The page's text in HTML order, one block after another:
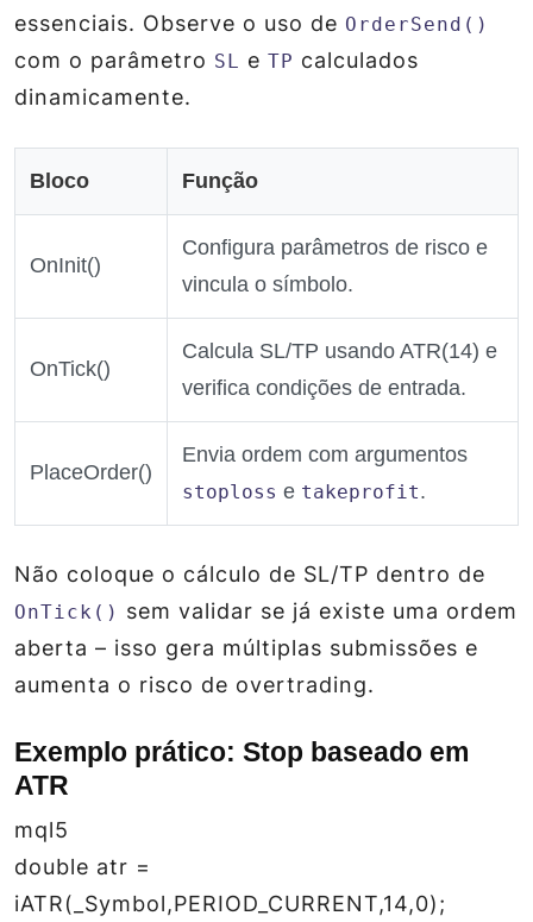
essenciais. Observe o uso de OrderSend()
com o parâmetro SL e TP calculados
dinamicamente.
Bloco Função
OnInit()
Configura parâmetros de risco e
vincula o símbolo.
OnTick()
Calcula SL/TP usando ATR(14) e
verifica condições de entrada.
PlaceOrder()
Envia ordem com argumentos
stoploss e takeprofit.
Não coloque o cálculo de SL/TP dentro de
OnTick() sem validar se já existe uma ordem
aberta – isso gera múltiplas submissões e
aumenta o risco de overtrading.
Exemplo prático: Stop baseado em
ATR
mql5
double atr =
iATR(_Symbol,PERIOD_CURRENT,14,0);